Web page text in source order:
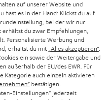
oder in der Anleitung des TVs gibt
Damit aus deinen Bluetooth
kann es sein, dass du einen
erfährst du in unserem Blog.
zum Thema kabellose
findest du hier:
es.
helfen
an und erhalte bis zu
JETZT
auf unserer Website und
hast es in der Hand: Klickst du auf
bei der wir nur
du zwar Empfehlungen,
Personalisierte Werbung und
erhältst du mit „Alles akzeptieren“.
ein sowie der Weitergabe und
außerhalb der EU/des EWR. Für
Kategorie auch einzeln aktivieren
bestätigen.
Einstellungen“ jederzeit